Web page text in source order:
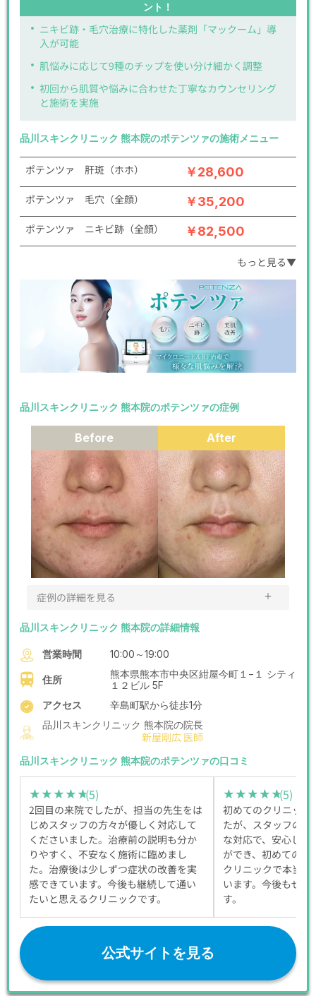
ント！
ニキビ跡・毛穴治療に特化した薬剤「マックーム」導
入が可能
肌悩みに応じて9種のチップを使い分け細かく調整
初回から肌質や悩みに合わせた丁寧なカウンセリング
と施術を実施
品川スキンクリニック 熊本院のポテンツァの施術メニュー
ポテンツァ 肝斑（ホホ） ￥28,600
ポテンツァ 毛穴（全顔） ￥35,200
ポテンツァ ニキビ跡（全顔） ￥82,500
もっと見る▼
品川スキンクリニック 熊本院のポテンツァの症例
Before After
症例の詳細を見る ＋
品川スキンクリニック 熊本院の詳細情報
営業時間 10:00～19:00
住所
熊本県熊本市中央区紺屋今町１−１ シティ
１２ビル 5F
アクセス
辛島町駅から徒歩1分
品川スキンクリニック 熊本院の院長
新屋剛広 医師
品川スキンクリニック 熊本院のポテンツァの口コミ
★★★★★
★★★★★(5)
2回目の来院でしたが、担当の先生をは
じめスタッフの方々が優しく対応して
くださいました。治療前の説明も分か
りやすく、不安なく施術に臨めまし
た。治療後は少しずつ症状の改善を実
感できています。今後も継続して通い
たいと思えるクリニックです。
★★★★★
★★★★★(5)
初めてのクリニック
たが、スタッフの
な対応で、安心して
ができ、初めての美
クリニックで本当
います。今後もぜひ
す。
公式サイトを見る